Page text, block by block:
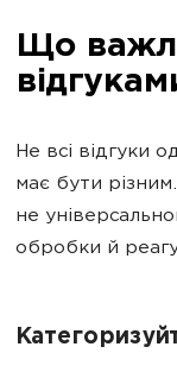
Що
Не всі відгуки
має бути
не
обробки й